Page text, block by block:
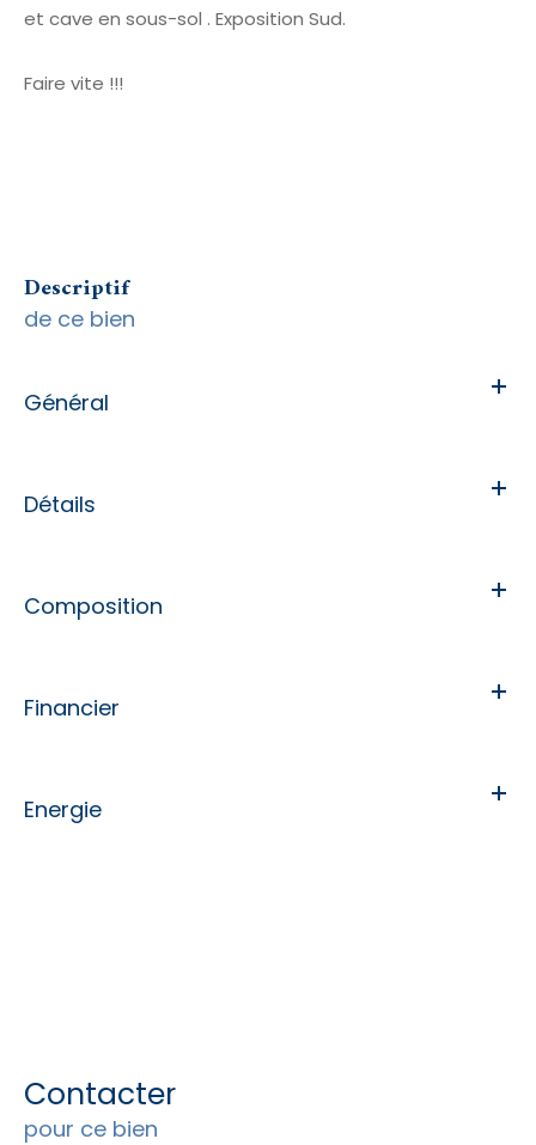
et cave en sous-sol . Exposition Sud.
Faire vite !!!
descriptif
de ce bien
Général
Détails
Composition
Financier
Energie
Contacter
pour ce bien